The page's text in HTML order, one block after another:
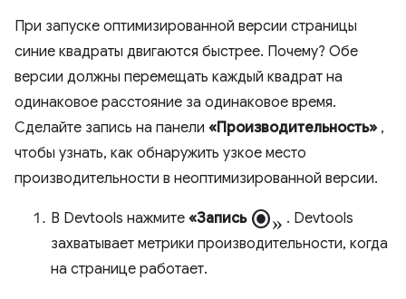
При запуске оптимизированной версии страницы
синие квадраты двигаются быстрее. Почему? Обе
версии должны перемещать каждый квадрат на
одинаковое расстояние за одинаковое время.
Сделайте запись на панели «Производительность» ,
чтобы узнать, как обнаружить узкое место
производительности в неоптимизированной версии.
В Devtools нажмите «Запись radio_button_checked» . Devtools
захватывает метрики производительности, когда
на странице работает.